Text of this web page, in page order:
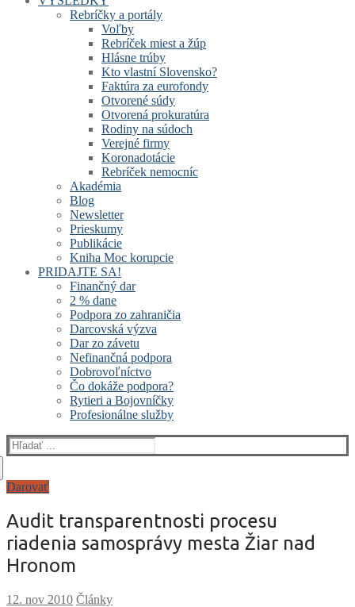
Rebríčky a portály
Voľby
Rebríček miest a žúp
Hlásne trúby
Kto vlastní Slovensko?
Faktúra za eurofondy
Otvorené súdy
Otvorená prokuratúra
Rodiny na súdoch
Verejné firmy
Koronadotácie
Rebríček nemocníc
Akadémia
Blog
Newsletter
Prieskumy
Publikácie
Kniha Moc korupcie
PRIDAJTE SA!
Finančný dar
2 % dane
Podpora zo zahraničia
Darcovská výzva
Dar zo závetu
Nefinančná podpora
Dobrovoľníctvo
Čo dokáže podpora?
Rytieri a Bojovníčky
Profesionálne služby
Hľadať:
Darovať
Audit transparentnosti procesu
riadenia samosprávy mesta Žiar nad
Hronom
Články